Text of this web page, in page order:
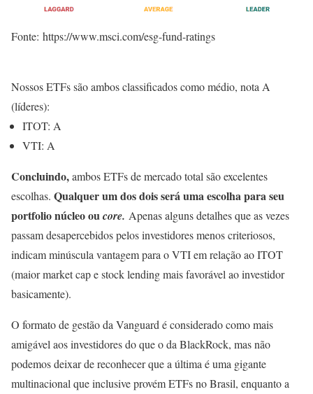
Fonte: https://www.msci.com/esg-fund-ratings
Nossos ETFs são ambos classificados como médio, nota A
(líderes):
ITOT: A
VTI: A
Concluindo,ambos ETFs de mercado total são excelentes
escolhas. Qualquer um dos dois será uma escolha para seu
portfolio núcleo ou core. Apenas alguns detalhes que as vezes
passam desapercebidos pelos investidores menos criteriosos,
indicam minúscula vantagem para o VTI em relação ao ITOT
(maior market cap e stock lending mais favorável ao investidor
basicamente).
O formato de gestão da Vanguard é considerado como mais
amigável aos investidores do que o da BlackRock, mas não
podemos deixar de reconhecer que a última é uma gigante
multinacional que inclusive provém ETFs no Brasil, enquanto a